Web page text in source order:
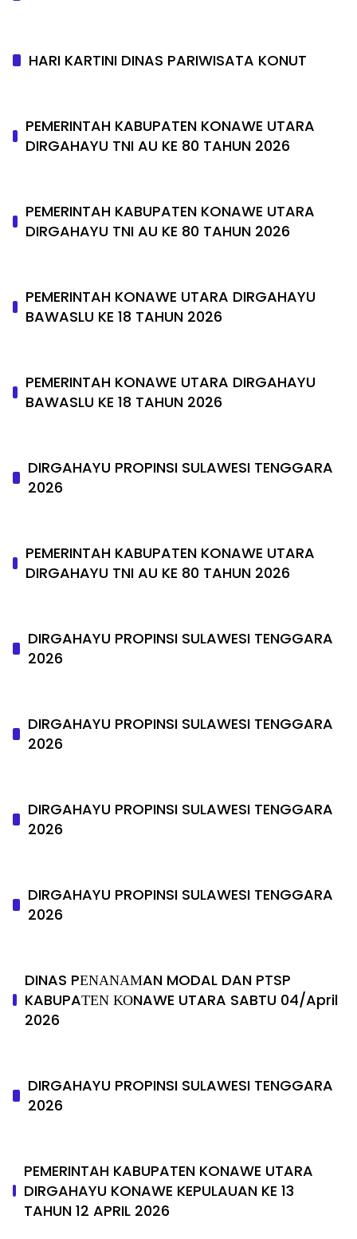
HARI KARTINI DINAS PARIWISATA KONUT
PEMERINTAH KABUPATEN KONAWE UTARA
DIRGAHAYU TNI AU KE 80 TAHUN 2026
PEMERINTAH KABUPATEN KONAWE UTARA
DIRGAHAYU TNI AU KE 80 TAHUN 2026
PEMERINTAH KONAWE UTARA DIRGAHAYU
BAWASLU KE 18 TAHUN 2026
PEMERINTAH KONAWE UTARA DIRGAHAYU
BAWASLU KE 18 TAHUN 2026
DIRGAHAYU PROPINSI SULAWESI TENGGARA
2026
PEMERINTAH KABUPATEN KONAWE UTARA
DIRGAHAYU TNI AU KE 80 TAHUN 2026
DIRGAHAYU PROPINSI SULAWESI TENGGARA
2026
DIRGAHAYU PROPINSI SULAWESI TENGGARA
2026
DIRGAHAYU PROPINSI SULAWESI TENGGARA
2026
DIRGAHAYU PROPINSI SULAWESI TENGGARA
2026
DINAS PΕΝΑΝΑΜAN MODAL DAN PTSP
KABUPAΤΕΝ ΚΟNAWE UTARA SABTU 04/April
2026
DIRGAHAYU PROPINSI SULAWESI TENGGARA
2026
PEMERINTAH KABUPATEN KONAWE UTARA
DIRGAHAYU KONAWE KEPULAUAN KE 13
TAHUN 12 APRIL 2026